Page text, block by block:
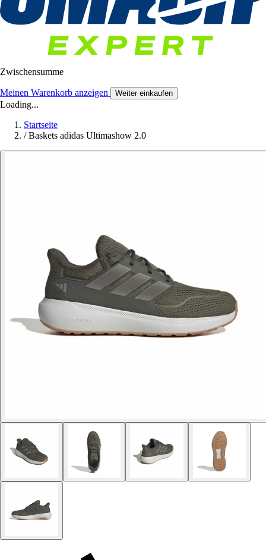
Zwischensumme
Meinen Warenkorb anzeigen Weiter einkaufen
Loading...
Startseite
/ Baskets adidas Ultimashow 2.0